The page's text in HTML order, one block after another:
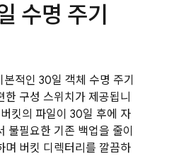
수명 주기
본적인 30일 객체 수명 주기
구성 스위치가 제공됩니
킷의 파일이 30일 후에 자
불필요한 기존 백업을 줄이
며 버킷 디렉터리를 깔끔하